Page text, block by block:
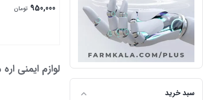
سبد خرید
950,000 تومان
لوازم ایمنی